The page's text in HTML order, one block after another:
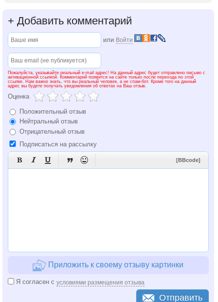
+ Добавить комментарий
или Войти
Пожалуйста, указывайте реальный e-mail адрес! На данный адрес будет отправлено письмо с
активационной ссылкой. Комментарий появится на сайте только после перехода по этой
ссылке. Нам важно знать, что вы реальный человек, а не спам-бот. Кроме того на данный
адрес вы будете получать уведомления об ответах на Ваш отзыв.
Оценка
Положительный отзыв
Нейтральный отзыв
Отрицательный отзыв
Подписаться на рассылку
     [BBcode]
Приложить к своему отзыву картинки
Я согласен с условиями размещения отзыва
Отправить